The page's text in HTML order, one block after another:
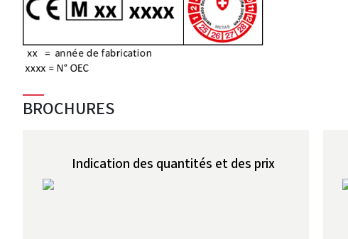
BROCHURES
Indication des quantités et des prix